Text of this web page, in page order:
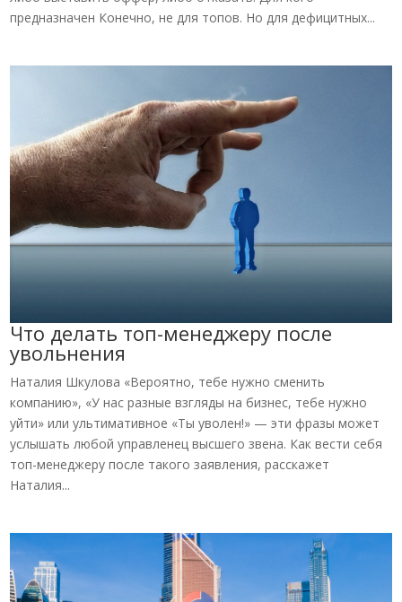
предназначен Конечно, не для топов. Но для дефицитных...
Что делать топ-менеджеру после
увольнения
Наталия Шкулова «Вероятно, тебе нужно сменить
компанию», «У нас разные взгляды на бизнес, тебе нужно
уйти» или ультимативное «Ты уволен!» — эти фразы может
услышать любой управленец высшего звена. Как вести себя
топ-менеджеру после такого заявления, расскажет
Наталия...